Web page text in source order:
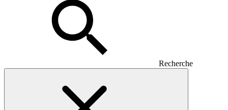
Recherche